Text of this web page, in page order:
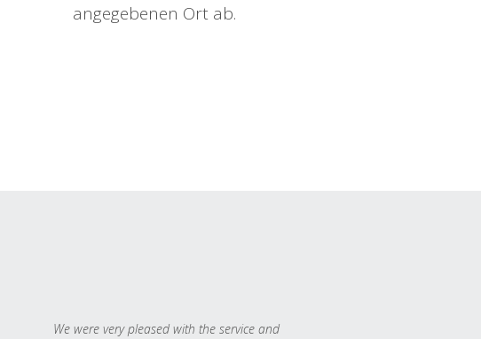
angegebenen Ort ab.
We were very pleased with the service and